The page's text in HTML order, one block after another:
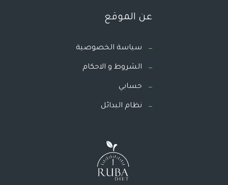
عن الموقع
سياسة الخصوصية
الشروط و الاحكام
حسابي
نظام البدائل